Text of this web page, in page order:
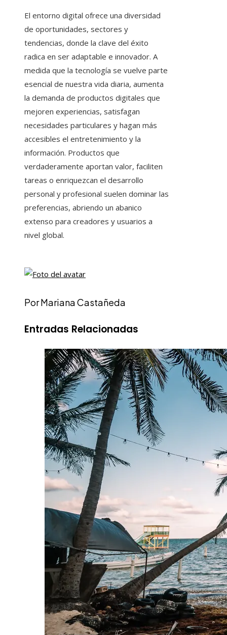
El entorno digital ofrece una diversidad
de oportunidades, sectores y
tendencias, donde la clave del éxito
radica en ser adaptable e innovador. A
medida que la tecnología se vuelve parte
esencial de nuestra vida diaria, aumenta
la demanda de productos digitales que
mejoren experiencias, satisfagan
necesidades particulares y hagan más
accesibles el entretenimiento y la
información. Productos que
verdaderamente aportan valor, faciliten
tareas o enriquezcan el desarrollo
personal y profesional suelen dominar las
preferencias, abriendo un abanico
extenso para creadores y usuarios a
nivel global.
Por Mariana Castañeda
Entradas Relacionadas